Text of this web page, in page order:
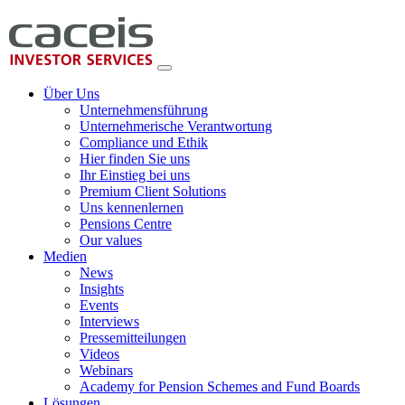
Über Uns
Unternehmensführung
Unternehmerische Verantwortung
Compliance und Ethik
Hier finden Sie uns
Ihr Einstieg bei uns
Premium Client Solutions
Uns kennenlernen
Pensions Centre
Our values
Medien
News
Insights
Events
Interviews
Pressemitteilungen
Videos
Webinars
Academy for Pension Schemes and Fund Boards